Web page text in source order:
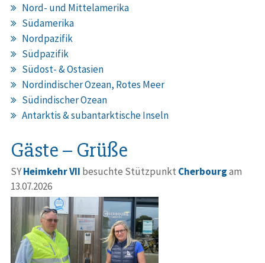
Nord- und Mittelamerika
Südamerika
Nordpazifik
Südpazifik
Südost- & Ostasien
Nordindischer Ozean, Rotes Meer
Südindischer Ozean
Antarktis & subantarktische Inseln
Gäste – Grüße
SYHeimkehr VII besuchte Stützpunkt Cherbourgam
13.07.2026